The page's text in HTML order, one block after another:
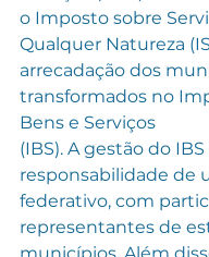
o Imposto sobre
Qualquer Natureza
arrecadação dos
transformados no
Bens e Serviços
(IBS). A gestão do
responsabilidade de
federativo, com
representantes de